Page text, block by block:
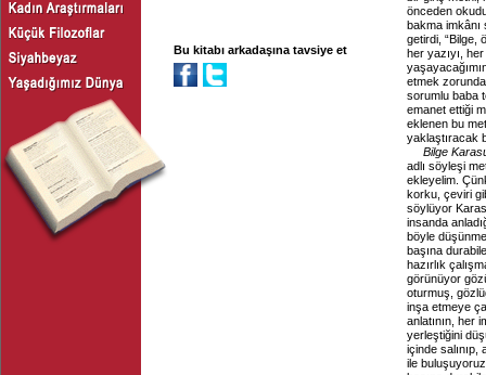
Bu kitabı arkadaşına tavsiye et
önceden
bakma imkânı
getirdi, “Bilge,
her yazıyı,
etmek
sorumlu baba
emanet ettiği
eklenen bu
yaklaştıracak
Bilge
adlı söyleşi
ekleyelim.
korku, çeviri
söylüyor
insanda
böyle
başına
hazırlık
görünüyor
oturmuş,
inşa etmeye
anlatının, her
yerleştiğini
içinde salınıp,
ile